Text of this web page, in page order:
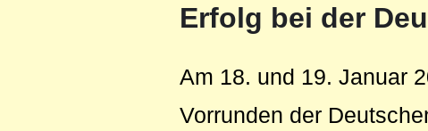
Erfolg bei der
Am 18. und 19. Januar
Vorrunden der